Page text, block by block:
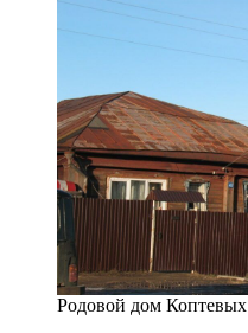
Родовой дом Коптевых